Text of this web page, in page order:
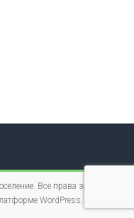
. Все права защищены.
WordPress.